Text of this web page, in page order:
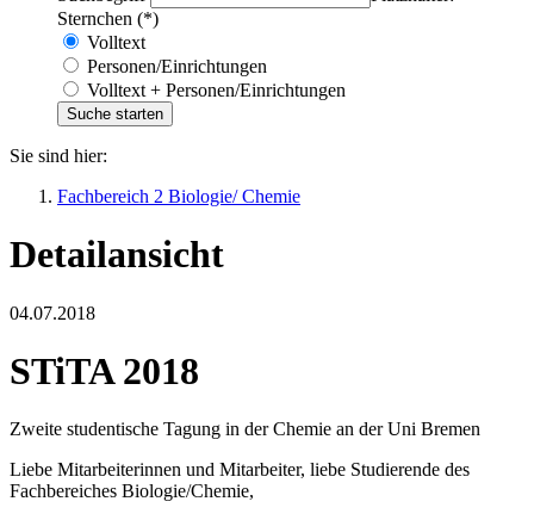
Sternchen (*)
Volltext
Personen/Einrichtungen
Volltext + Personen/Einrichtungen
Sie sind hier:
Fachbereich 2 Biologie/ Chemie
Detailansicht
04.07.2018
STiTA 2018
Zweite studentische Tagung in der Chemie an der Uni Bremen
Liebe Mitarbeiterinnen und Mitarbeiter, liebe Studierende des
Fachbereiches Biologie/Chemie,